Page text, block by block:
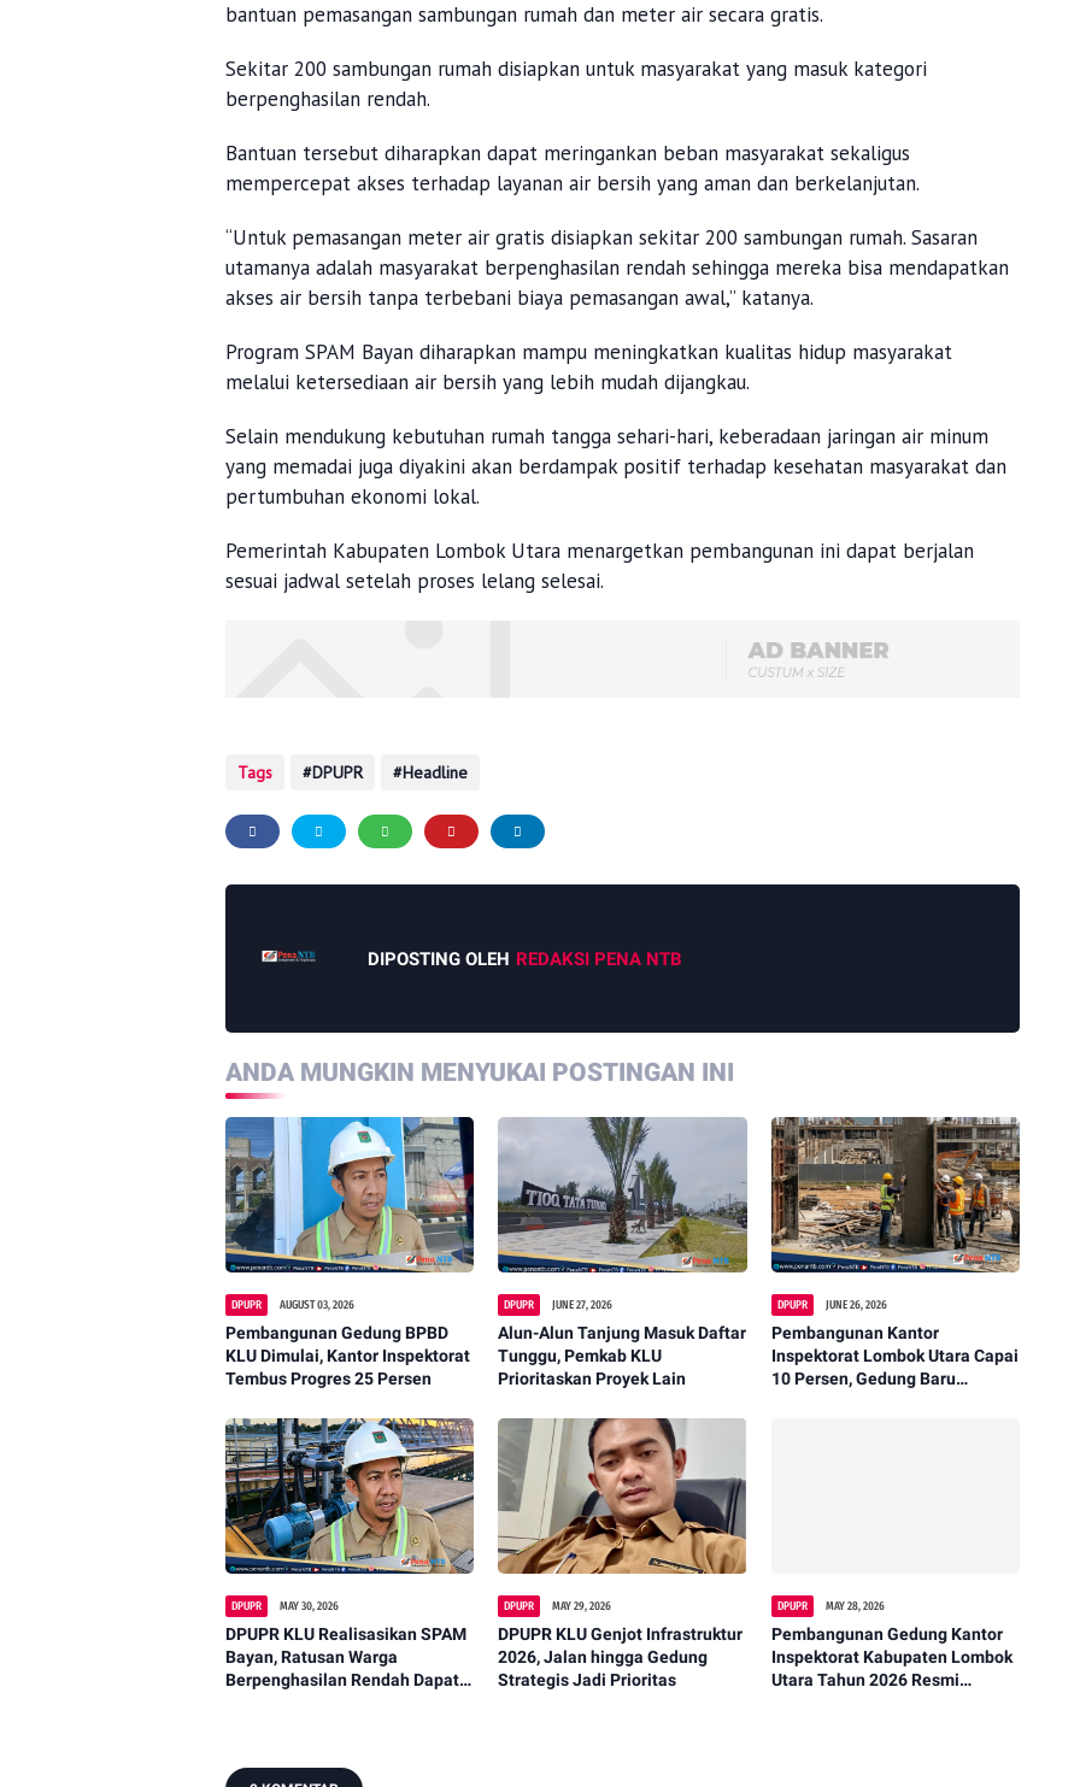
bantuan pemasangan sambungan rumah dan meter air secara gratis.
Sekitar 200 sambungan rumah disiapkan untuk masyarakat yang masuk kategori
berpenghasilan rendah.
Bantuan tersebut diharapkan dapat meringankan beban masyarakat sekaligus
mempercepat akses terhadap layanan air bersih yang aman dan berkelanjutan.
“Untuk pemasangan meter air gratis disiapkan sekitar 200 sambungan rumah. Sasaran
utamanya adalah masyarakat berpenghasilan rendah sehingga mereka bisa mendapatkan
akses air bersih tanpa terbebani biaya pemasangan awal,” katanya.
Program SPAM Bayan diharapkan mampu meningkatkan kualitas hidup masyarakat
melalui ketersediaan air bersih yang lebih mudah dijangkau.
Selain mendukung kebutuhan rumah tangga sehari-hari, keberadaan jaringan air minum
yang memadai juga diyakini akan berdampak positif terhadap kesehatan masyarakat dan
pertumbuhan ekonomi lokal.
Pemerintah Kabupaten Lombok Utara menargetkan pembangunan ini dapat berjalan
sesuai jadwal setelah proses lelang selesai.
Tags DPUPR Headline
DIPOSTING OLEH REDAKSI PENA NTB
ANDA MUNGKIN MENYUKAI POSTINGAN INI
DPUPR AUGUST 03, 2026
Pembangunan Gedung BPBD
KLU Dimulai, Kantor Inspektorat
Tembus Progres 25 Persen
DPUPR JUNE 27, 2026
Alun-Alun Tanjung Masuk Daftar
Tunggu, Pemkab KLU
Prioritaskan Proyek Lain
DPUPR JUNE 26, 2026
Pembangunan Kantor
Inspektorat Lombok Utara Capai
10 Persen, Gedung Baru
DPUPR MAY 30, 2026
DPUPR KLU Realisasikan SPAM
Bayan, Ratusan Warga
Berpenghasilan Rendah Dapat
DPUPR MAY 29, 2026
DPUPR KLU Genjot Infrastruktur
2026, Jalan hingga Gedung
Strategis Jadi Prioritas
DPUPR MAY 28, 2026
Pembangunan Gedung Kantor
Inspektorat Kabupaten Lombok
Utara Tahun 2026 Resmi